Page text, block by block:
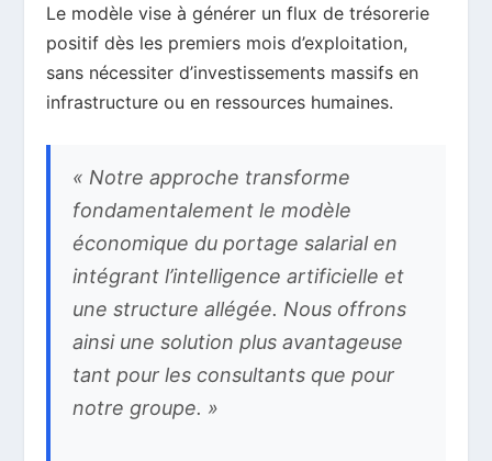
Le modèle vise à générer un flux de trésorerie
positif dès les premiers mois d’exploitation,
sans nécessiter d’investissements massifs en
infrastructure ou en ressources humaines.
« Notre approche transforme
fondamentalement le modèle
économique du portage salarial en
intégrant l’intelligence artificielle et
une structure allégée. Nous offrons
ainsi une solution plus avantageuse
tant pour les consultants que pour
notre groupe. »